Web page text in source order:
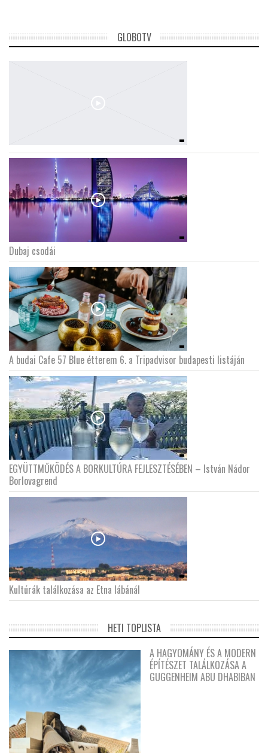
GLOBOTV
Dubaj csodái
A budai Cafe 57 Blue étterem 6. a Tripadvisor budapesti listáján
EGYÜTTMŰKÖDÉS A BORKULTÚRA FEJLESZTÉSÉBEN – István Nádor
Borlovagrend
Kultúrák találkozása az Etna lábánál
HETI TOPLISTA
A HAGYOMÁNY ÉS A MODERN
ÉPÍTÉSZET TALÁLKOZÁSA A
GUGGENHEIM ABU DHABIBAN